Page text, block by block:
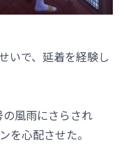
いで、延着を経験し
風雨にさらされ
を心配させた。